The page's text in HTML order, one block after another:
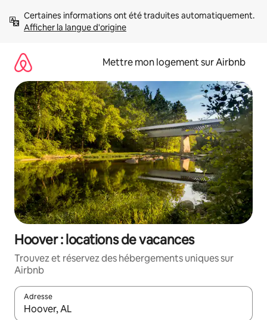
directement
Afficher la langue d'origine
Mettre mon logement sur Airbnb
Hoover : locations de vacances
Trouvez et réservez des hébergements uniques sur
Airbnb
Adresse
Lorsque les résultats s'affichent, utilisez les flèches vers le